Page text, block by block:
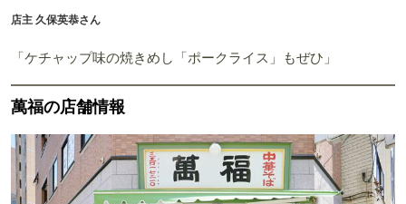
店主 久保英恭さん
「ケチャップ味の焼きめし「ポークライス」もぜひ」
萬福の店舗情報